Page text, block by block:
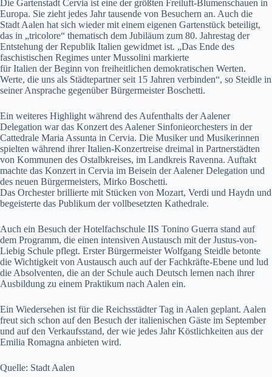
Die Gartenstadt Cervia ist eine der größten Freiluft-Blumenschauen in
Europa. Sie zieht jedes Jahr tausende von Besuchern an. Auch die
Stadt Aalen hat sich wieder mit einem eigenen Gartenstück beteiligt,
das in „tricolore“ thematisch dem Jubiläum zum 80. Jahrestag der
Entstehung der Republik Italien gewidmet ist. „Das Ende des
faschistischen Regimes unter Mussolini markierte
für Italien der Beginn von freiheitlichen demokratischen Werten.
Werte, die uns als Städtepartner seit 15 Jahren verbinden“, so Steidle in
seiner Ansprache gegenüber Bürgermeister Boschetti.
Ein weiteres Highlight während des Aufenthalts der Aalener
Delegation war das Konzert des Aalener Sinfonieorchesters in der
Cattedrale Maria Assunta in Cervia. Die Musiker und Musikerinnen
spielten während ihrer Italien-Konzertreise dreimal in Partnerstädten
von Kommunen des Ostalbkreises, im Landkreis Ravenna. Auftakt
machte das Konzert in Cervia im Beisein der Aalener Delegation und
des neuen Bürgermeisters, Mirko Boschetti.
Das Orchester brillierte mit Stücken von Mozart, Verdi und Haydn und
begeisterte das Publikum der vollbesetzten Kathedrale.
Auch ein Besuch der Hotelfachschule IIS Tonino Guerra stand auf
dem Programm, die einen intensiven Austausch mit der Justus-von-
Liebig Schule pflegt. Erster Bürgermeister Wolfgang Steidle betonte
die Wichtigkeit von Austausch auch auf der Fachkräfte-Ebene und lud
die Absolventen, die an der Schule auch Deutsch lernen nach ihrer
Ausbildung zu einem Praktikum nach Aalen ein.
Ein Wiedersehen ist für die Reichsstädter Tag in Aalen geplant. Aalen
freut sich schon auf den Besuch der italienischen Gäste im September
und auf den Verkaufsstand, der wie jedes Jahr Köstlichkeiten aus der
Emilia Romagna anbieten wird.
Quelle: Stadt Aalen